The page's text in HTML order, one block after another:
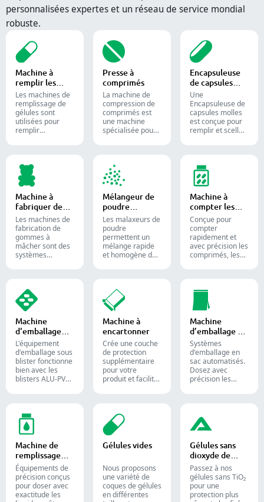
personnalisées expertes et un réseau de service mondial
robuste.
Machine à
remplir les
capsules
Les machines de
remplissage de
gélules sont
utilisées pour
remplir
quantités
précises de
poudres,
granulés,
pastilles ou
liquides dans la
production
pharmaceutique
et les
compléments
alimentaires.
Presse à
comprimés
La machine de
compression de
comprimés est
une machine
spécialisée pour
Encapsuleuse
de capsules
molles
Une
Encapsuleuse de
capsules molles
est conçue pour
remplir et sceller
capsules de
gélatine molle.
Machine à
fabriquer des
bonbons
gélifiés
Les machines de
fabrication de
gommes à
mâcher sont des
systèmes
bonbons gélifiés
et des
compléments
alimentaires
destinés aux
industries
confiseries et
pharmaceutiques.
Mélangeur de
poudre
industriel
Les malaxeurs de
poudre
permettent un
mélange rapide
et homogène des
utilisés dans les
industries
pharmaceutique,
alimentaire et
chimique.
Machine à
compter les
comprimés
Conçue pour
compter
rapidement et
avec précision les
comprimés, les
votre processus
conditionnement
pharmaceutique
grâce à nos
diverses solutions
de comptage de
formes solides.
Machine
d'emballage
sous blister
L'équipement
d'emballage sous
blister fonctionne
bien avec les
blisters ALU-PVC
comprimés, de
gélules et de
gélules molles. Il
est toujours
appliqué dans la
production
pharmaceutique
et des
compléments
alimentaires.
Machine à
encartonner
Crée une couche
de protection
supplémentaire
pour votre
produit et facilite
blisters, sachets
et tubes dans des
étuis pour
l'emballage
pharmaceutique,
alimentaire.
Machine
d’emballage en
sac
Systèmes
d'emballage en
sac automatisés.
Dosez avec
précision les
lignes de
conditionnement
pharmaceutiques,
nutraceutiques et
alimentaires.
Machine de
remplissage
liquide
Équipements de
précision conçus
pour doser avec
exactitude les
Gélules vides
Nous proposons
une variété de
coques de gélules
en différentes
Gélules sans
dioxyde de
titane
Passez à nos
gélules sans TiO₂
pour une
protection plus